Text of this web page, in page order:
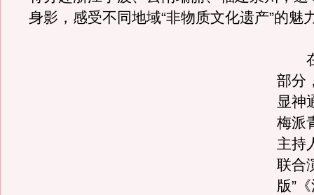
身影，感受不同地域“非物质文化遗产”的魅
在
部分
显神
梅派
主持
联合
版”